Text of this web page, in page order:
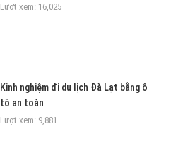
Lượt xem: 16,025
Kinh nghiệm đi du lịch Đà Lạt bằng ô
tô an toàn
Lượt xem: 9,881